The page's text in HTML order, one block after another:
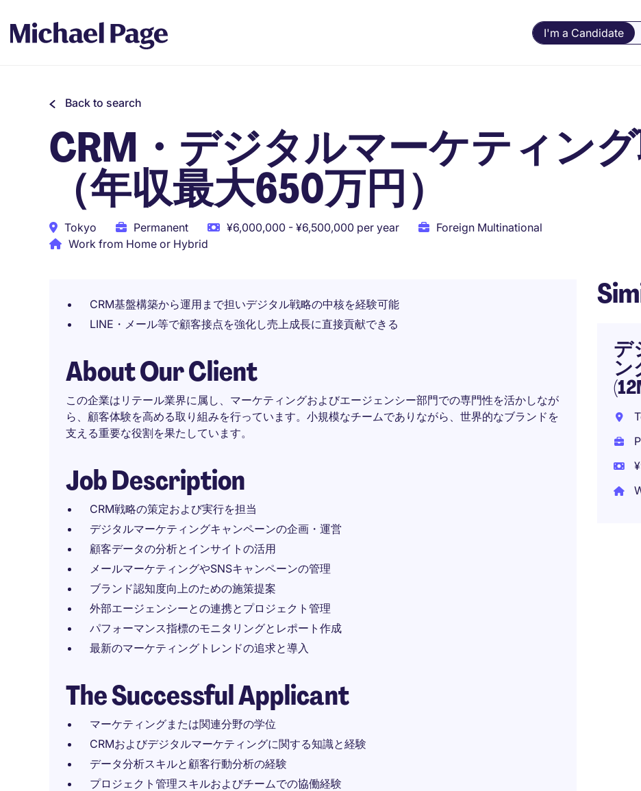
I'm a Candidate
Back to search
CRM・デジタルマーケティン
（年収最大650万円）
Tokyo Permanent ¥6,000,000 - ¥6,500,000 per year
Foreign Multinational
Work from Home or Hybrid
CRM基盤構築から運用まで担いデジタル戦略の中核を経験可能
LINE・メール等で顧客接点を強化し売上成長に直接貢献できる
About Our Client
この企業はリテール業界に属し、マーケティングおよびエージェンシー部門での専門性を活かしなが
ら、顧客体験を高める取り組みを行っています。小規模なチームでありながら、世界的なブランドを
支える重要な役割を果たしています。
Job Description
CRM戦略の策定および実行を担当
デジタルマーケティングキャンペーンの企画・運営
顧客データの分析とインサイトの活用
メールマーケティングやSNSキャンペーンの管理
ブランド認知度向上のための施策提案
外部エージェンシーとの連携とプロジェクト管理
パフォーマンス指標のモニタリングとレポート作成
最新のマーケティングトレンドの追求と導入
The Successful Applicant
マーケティングまたは関連分野の学位
CRMおよびデジタルマーケティングに関する知識と経験
データ分析スキルと顧客行動分析の経験
プロジェクト管理スキルおよびチームでの協働経験
デ
ン